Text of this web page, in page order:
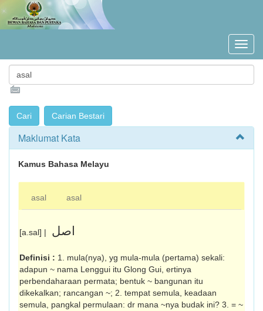
Maklumat Kata
Kamus Bahasa Melayu
asal asal
[a.sal] | اصل
Definisi : 1. mula(nya), yg mula-mula (pertama) sekali:
adapun ~ nama Lenggui itu Glong Gui, ertinya
perbendaharaan permata; bentuk ~ bangunan itu
dikekalkan; rancang­an ~; 2. tempat semula, keadaan
semula, pangkal permulaan: dr mana ~nya budak ini? 3. = ~